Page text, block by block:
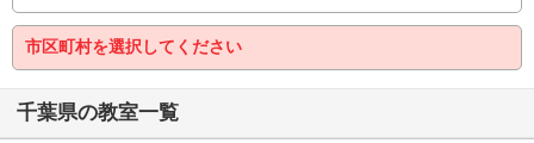
千葉県の教室一覧